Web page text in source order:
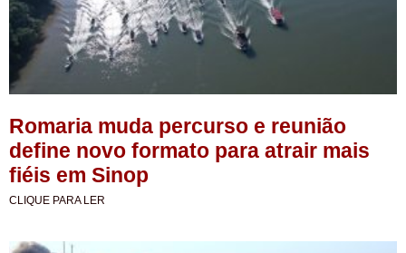
Romaria muda percurso e reunião
define novo formato para atrair mais
fiéis em Sinop
CLIQUE PARA LER